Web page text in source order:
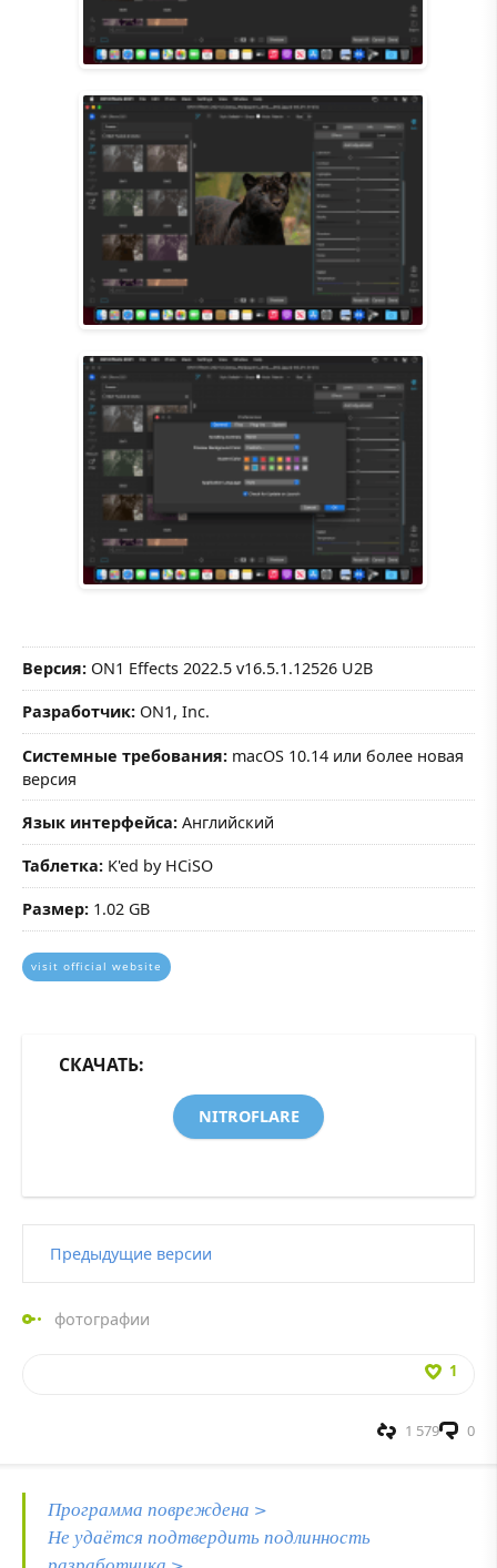
Версия: ON1 Effects 2022.5 v16.5.1.12526 U2B
Разработчик: ON1, Inc.
Системные требования: macOS 10.14 или более новая
версия
Язык интерфейса: Английский
Таблетка: K'ed by HCiSO
Размер: 1.02 GB
visit official website
СКАЧАТЬ:
NITROFLARE
Предыдущие версии
фотографии
1
0
1 579
Программа повреждена >
Не удаётся подтвердить подлинность